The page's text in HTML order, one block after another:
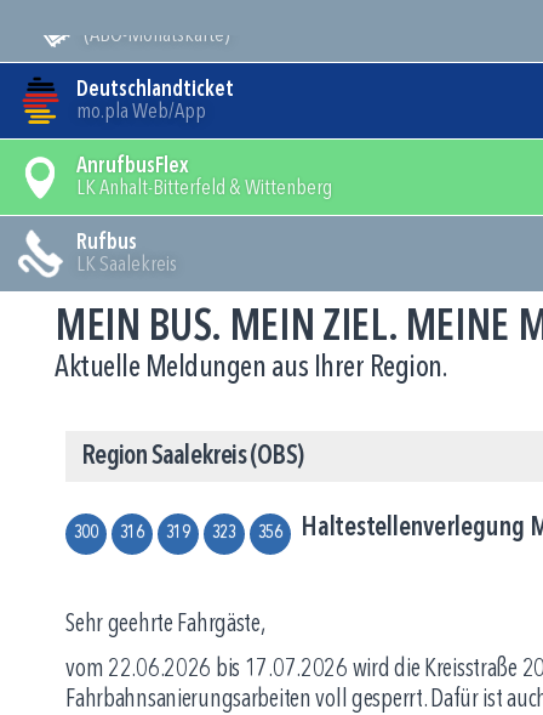
(ABO-Monatskarte)
Deutschlandticket
mo.pla Web/App
AnrufbusFlex
LK Anhalt-Bitterfeld & Wittenberg
Rufbus
LK Saalekreis
MEIN BUS. MEIN ZIEL. MEINE
Aktuelle Meldungen aus Ihrer Region.
Region Saalekreis (OBS)
300 316 319 323 356 Haltestellenverlegung
Sehr geehrte Fahrgäste,
vom 22.06.2026 bis 17.07.2026 wird die Kreisstraße
Fahrbahnsanierungsarbeiten voll gesperrt. Dafür ist